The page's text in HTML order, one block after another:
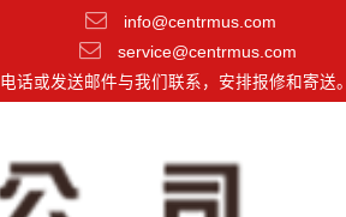
info@centrmus.com
service@centrmus.com
话或发送邮件与我们联系，安排报修和寄送。